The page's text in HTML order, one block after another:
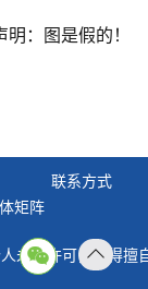
：图是假的！
联系方式
矩阵
未经许可，不得擅